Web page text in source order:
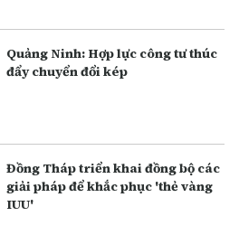
Quảng Ninh: Hợp lực công tư thúc
đẩy chuyển đổi kép
Đồng Tháp triển khai đồng bộ các
giải pháp để khắc phục 'thẻ vàng
IUU'